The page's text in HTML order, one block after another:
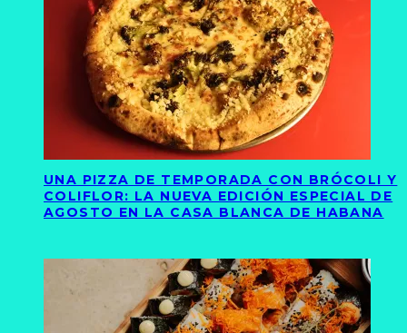
UNA PIZZA DE TEMPORADA CON BRÓCOLI Y
COLIFLOR: LA NUEVA EDICIÓN ESPECIAL DE
AGOSTO EN LA CASA BLANCA DE HABANA